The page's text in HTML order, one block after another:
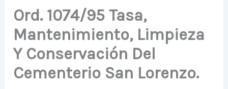
Ord. 1074/95 Tasa,
Mantenimiento, Limpieza
Y Conservación Del
Cementerio San Lorenzo.